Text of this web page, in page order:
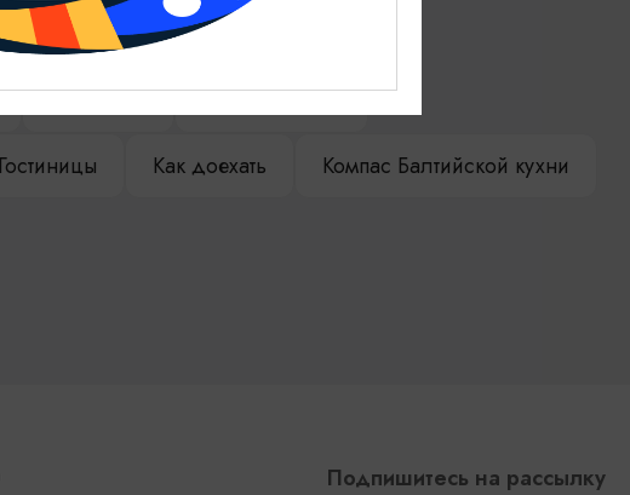
Сувениры Гостевая книга
Гостиницы Как доехать Компас Балтийской кухни
Подпишитесь на рассылку